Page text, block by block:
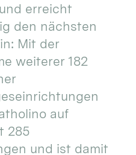
erreicht
den nächsten
Mit der
weiterer 182
auf
285
und ist damit